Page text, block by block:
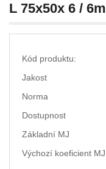
L 75x50x 6 / 6m
Kód produktu:
Jakost
Norma
Dostupnost
Základní MJ
Výchozí koeficient MJ